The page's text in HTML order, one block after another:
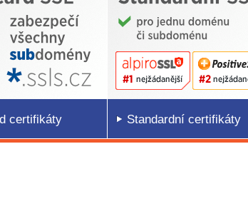
certifikáty Standardní certifikáty